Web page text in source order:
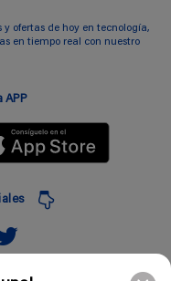
y ofertas de hoy en tecnología,
en tiempo real con nuestro
APP
Suscribir